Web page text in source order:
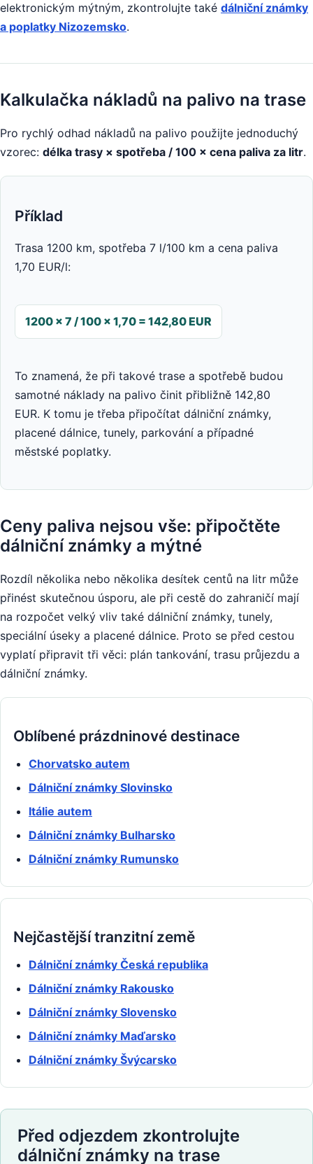
elektronickým mýtným, zkontrolujte také dálniční známky
a poplatky Nizozemsko.
Kalkulačka nákladů na palivo na trase
Pro rychlý odhad nákladů na palivo použijte jednoduchý
vzorec: délka trasy × spotřeba / 100 × cena paliva za litr.
Příklad
Trasa 1200 km, spotřeba 7 l/100 km a cena paliva
1,70 EUR/l:
1200 × 7 / 100 × 1,70 = 142,80 EUR
To znamená, že při takové trase a spotřebě budou
samotné náklady na palivo činit přibližně 142,80
EUR. K tomu je třeba připočítat dálniční známky,
placené dálnice, tunely, parkování a případné
městské poplatky.
Ceny paliva nejsou vše: připočtěte
dálniční známky a mýtné
Rozdíl několika nebo několika desítek centů na litr může
přinést skutečnou úsporu, ale při cestě do zahraničí mají
na rozpočet velký vliv také dálniční známky, tunely,
speciální úseky a placené dálnice. Proto se před cestou
vyplatí připravit tři věci: plán tankování, trasu průjezdu a
dálniční známky.
Oblíbené prázdninové destinace
Chorvatsko autem
Dálniční známky Slovinsko
Itálie autem
Dálniční známky Bulharsko
Dálniční známky Rumunsko
Nejčastější tranzitní země
Dálniční známky Česká republika
Dálniční známky Rakousko
Dálniční známky Slovensko
Dálniční známky Maďarsko
Dálniční známky Švýcarsko
Před odjezdem zkontrolujte
dálniční známky na trase